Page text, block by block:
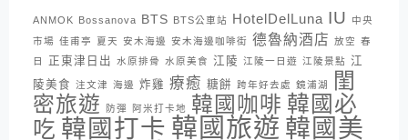
ANMOK Bossanova BTS BTS公車站 HotelDelLuna IU
中央
市場 佳甫亭 夏天 安木海邊 安木海邊咖啡街 德魯納酒店 放空 春
日
正東津日出 水原排骨 水原美食 江陵 江陵一日遊 江陵景點 江
陵美食 注文津 海邊 炸雞 療癒 糖餅 跨年好去處 鏡浦湖
閨
密旅遊
防彈 阿米打卡地 韓國咖啡 韓國必
吃 韓國打卡 韓國旅遊 韓國美